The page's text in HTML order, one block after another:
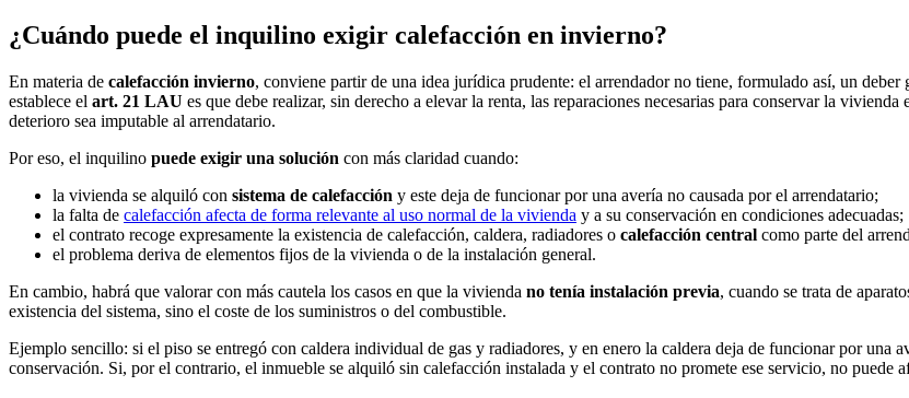
¿Cuándo puede el inquilino exigir calefacción en invierno?
En materia de calefacción invierno, conviene partir de una idea jurídica prudente: el arrendador no tiene, formulado así, un
establece el art. 21 LAU es que debe realizar, sin derecho a elevar la renta, las reparaciones necesarias para conservar la
deterioro sea imputable al arrendatario.
Por eso, el inquilino puede exigir una solución con más claridad cuando:
la vivienda se alquiló con sistema de calefacción y este deja de funcionar por una avería no causada por el arrendatario;
la falta de calefacción afecta de forma relevante al uso normal de la vivienda y a su conservación en condiciones adecuadas;
el contrato recoge expresamente la existencia de calefacción, caldera, radiadores o calefacción central como parte del
el problema deriva de elementos fijos de la vivienda o de la instalación general.
En cambio, habrá que valorar con más cautela los casos en que la vivienda no tenía instalación previa, cuando se trata de
existencia del sistema, sino el coste de los suministros o del combustible.
Ejemplo sencillo: si el piso se entregó con caldera individual de gas y radiadores, y en enero la caldera deja de funcionar por una
conservación. Si, por el contrario, el inmueble se alquiló sin calefacción instalada y el contrato no promete ese servicio, no puede